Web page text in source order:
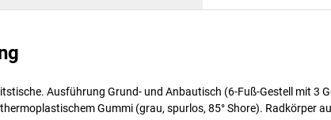
Ausführung Grund- und Anbautisch (6-Fuß-Gestell mit 3
Gummi (grau, spurlos, 85° Shore). Radkörper